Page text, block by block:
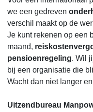
we een gedreven
verschil maakt op de
Je kunt rekenen op een
maand,
pensioenregeling. Wil
bij een organisatie die
Wacht dan niet langer
Uitzendbureau